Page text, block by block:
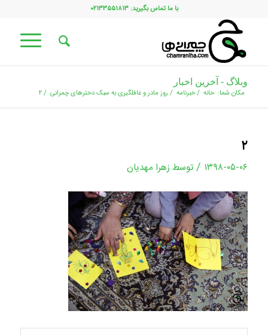
با ما تماس بگیرید: ۰۲۱۳۳۵۵۱۸۱۳
وبلاگ - آخرین اخبار
مکان شما: خانه /خبرنامه / روز مادر و غافلگیری به سبک دخترهای چمرانی /۲
۲
۱۳۹۸-۰۵-۰۶ / توسط زهرا مهدیان